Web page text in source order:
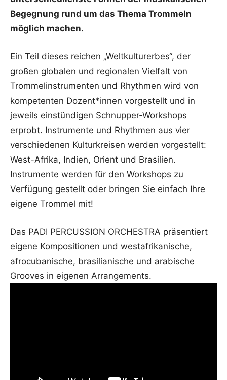
Begegnung rund um das Thema Trommeln
möglich machen.
Ein Teil dieses reichen „Weltkulturerbes“, der
großen globalen und regionalen Vielfalt von
Trommelinstrumenten und Rhythmen wird von
kompetenten Dozent*innen vorgestellt und in
jeweils einstündigen Schnupper-Workshops
erprobt. Instrumente und Rhythmen aus vier
verschiedenen Kulturkreisen werden vorgestellt:
West-Afrika, Indien, Orient und Brasilien.
Instrumente werden für den Workshops zu
Verfügung gestellt oder bringen Sie einfach Ihre
eigene Trommel mit!
Das PADI PERCUSSION ORCHESTRA präsentiert
eigene Kompositionen und westafrikanische,
afrocubanische, brasilianische und arabische
Grooves in eigenen Arrangements.